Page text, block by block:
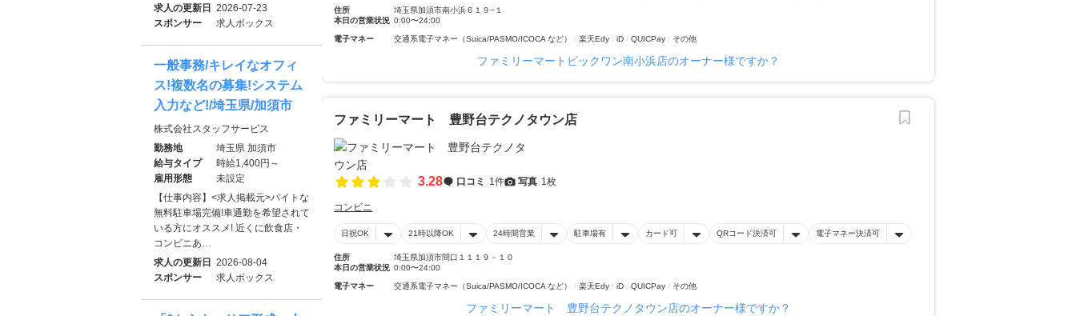
住所
埼玉県加須市南小浜６１９−１
本日の営業状況 0:00〜24:00
電子マネー 交通系電子マネー（Suica/PASMO/ICOCA など） 楽天Edy iD QUICPay その他
ファミリーマートビックワン南小浜店のオーナー様ですか？
ファミリーマート 豊野台テクノタウン店
3.28 口コミ 1件 写真 1枚
コンビニ
日祝OK 21時以降OK 24時間営業 駐車場有 カード可 QRコード決済可 電子マネー決済可
住所
埼玉県加須市間口１１１９－１０
本日の営業状況 0:00〜24:00
電子マネー 交通系電子マネー（Suica/PASMO/ICOCA など） 楽天Edy iD QUICPay その他
ファミリーマート 豊野台テクノタウン店のオーナー様ですか？
求人の更新日 2026-07-23
スポンサー
求人ボックス
一般事務/キレイなオフィ
ス!複数名の募集!システム
入力など!/埼玉県/加須市
株式会社スタッフサービス
勤務地
埼玉県 加須市
給与タイプ
時給1,400円～
雇用形態
未設定
【仕事内容】<求人掲載元>バイトな
無料駐車場完備!車通勤を希望されて
いる方にオススメ! 近くに飲食店・
コンビニあ…
求人の更新日 2026-08-04
スポンサー
求人ボックス